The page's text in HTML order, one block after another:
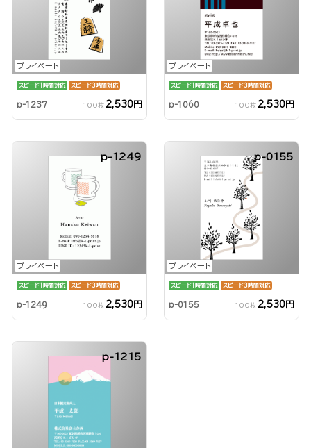
プライベート
スピード1時間対応 スピード3時間対応
p-1237 100枚 2,530円
プライベート
スピード1時間対応 スピード3時間対応
p-1060 100枚 2,530円
プライベート
p-1249
スピード1時間対応 スピード3時間対応
p-1249 100枚 2,530円
プライベート
p-0155
スピード1時間対応 スピード3時間対応
p-0155 100枚 2,530円
p-1215